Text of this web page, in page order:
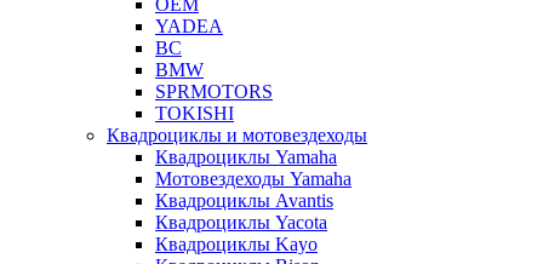
OEM
YADEA
BC
BMW
SPRMOTORS
TOKISHI
Квадроциклы и мотовездеходы
Квадроциклы Yamaha
Мотовездеходы Yamaha
Квадроциклы Avantis
Квадроциклы Yacota
Квадроциклы Kayo